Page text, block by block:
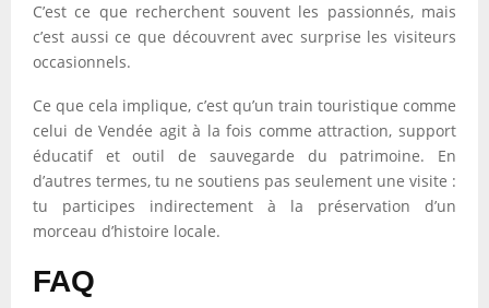
C’est ce que recherchent souvent les passionnés, mais
c’est aussi ce que découvrent avec surprise les visiteurs
occasionnels.
Ce que cela implique, c’est qu’un train touristique comme
celui de Vendée agit à la fois comme attraction, support
éducatif et outil de sauvegarde du patrimoine. En
d’autres termes, tu ne soutiens pas seulement une visite :
tu participes indirectement à la préservation d’un
morceau d’histoire locale.
FAQ